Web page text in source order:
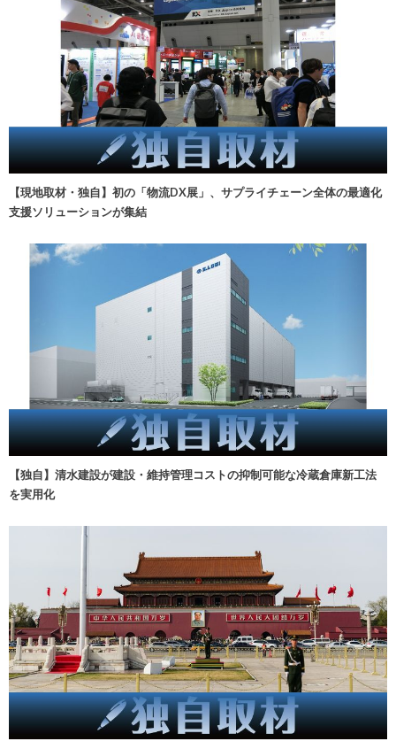
【現地取材・独自】初の「物流DX展」、サプライチェーン全体の最適化
支援ソリューションが集結
【独自】清水建設が建設・維持管理コストの抑制可能な冷蔵倉庫新工法
を実用化